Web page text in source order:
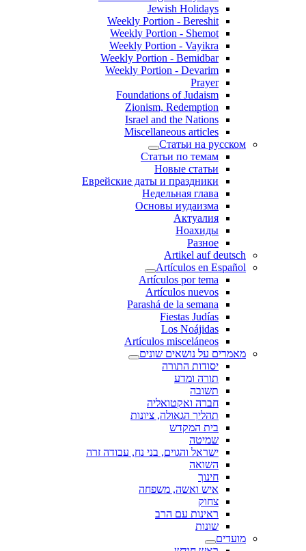
Jewish Holidays
Weekly Portion - Bereshit
Weekly Portion - Shemot
Weekly Portion - Vayikra
Weekly Portion - Bemidbar
Weekly Portion - Devarim
Prayer
Foundations of Judaism
Zionism, Redemption
Israel and the Nations
Miscellaneous articles
Статьи на русском
Статьи по темам
Новые статьи
Еврейские даты и праздники
Недельная глава
Основы иудаизма
Актуалия
Ноахиды
Разное
Artikel auf deutsch
Artículos en Español
Artículos por tema
Artículos nuevos
Parashá de la semana
Fiestas Judías
Los Noájidas
Artículos misceláneos
מאמרים על נושאים שונים
יסודות התורה
תורה ומדע
תשובה
חברה ואקטואליה
תהליך הגאולה, ציונות
בית המקדש
שמיטה
ישראל והגוים, בני נח, עבודה זרה
השואה
חינוך
איש ואשה, משפחה
צחוק
ראינות עם הרב
שונות
מועדים